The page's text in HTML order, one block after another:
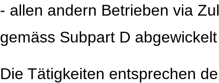
- allen andern Betrieben via
gemäss Subpart D
Die Tätigkeiten entsprechen